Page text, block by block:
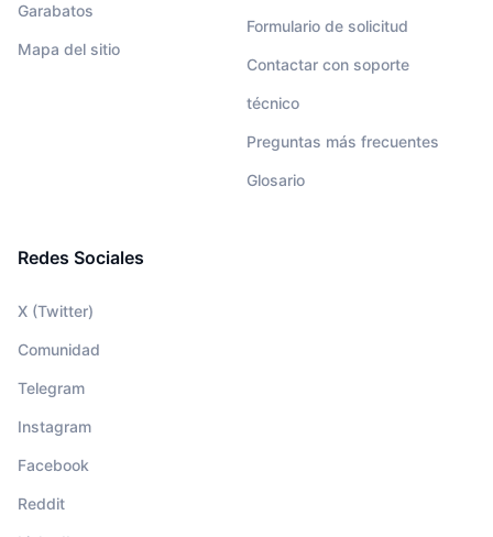
Garabatos
Mapa del sitio
Formulario de solicitud
Contactar con soporte
técnico
Preguntas más frecuentes
Glosario
Redes Sociales
X (Twitter)
Comunidad
Telegram
Instagram
Facebook
Reddit